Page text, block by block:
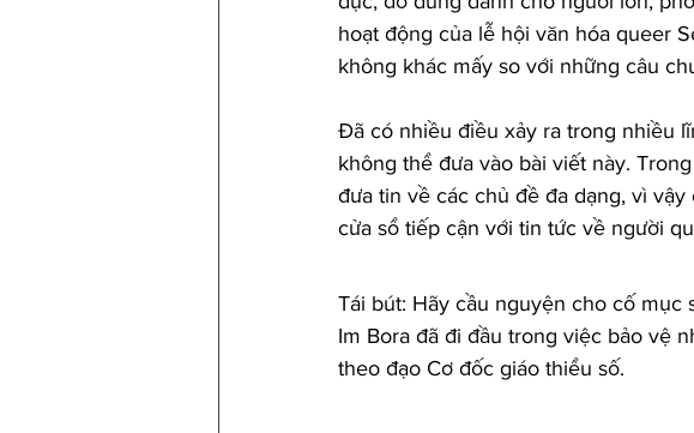
hoạt động của lễ hội văn hóa queer
không khác mấy so với những câu
Đã có nhiều điều xảy ra trong nhiều
không thể đưa vào bài viết này.
đưa tin về các chủ đề đa dạng, vì
cửa sổ tiếp cận với tin tức về người
Tái bút: Hãy cầu nguyện cho cố mục
Im Bora đã đi đầu trong việc bảo vệ
theo đạo Cơ đốc giáo thiểu số.